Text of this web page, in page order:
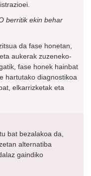
berritik ekin behar
da fase honetan,
aukerak zuzeneko-
fase honek hainbat
hartutako diagnostikoa
elkarrizketak eta
bat bezalakoa da,
alternatiba
gaindiko